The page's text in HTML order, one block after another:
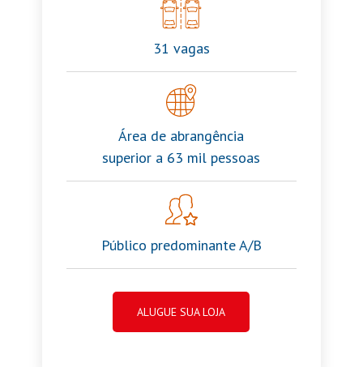
31 vagas
Área de abrangência
superior a 63 mil pessoas
Público predominante A/B
ALUGUE SUA LOJA